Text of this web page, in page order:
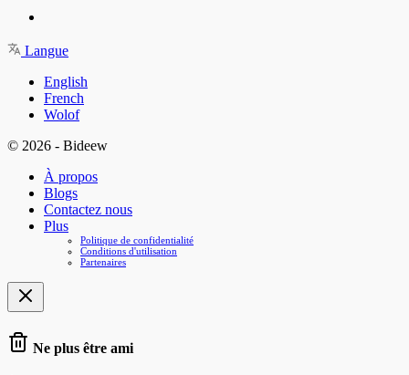
Langue
English
French
Wolof
© 2026 - Bideew
À propos
Blogs
Contactez nous
Plus
Politique de confidentialité
Conditions d'utilisation
Partenaires
Ne plus être ami